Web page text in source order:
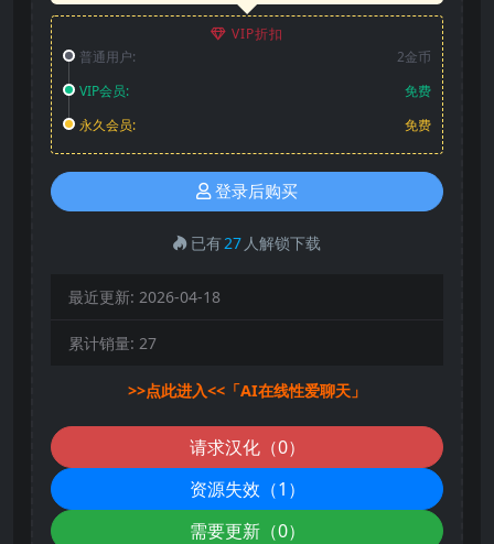
VIP折扣
普通用户:
2金币
VIP会员:
免费
永久会员:
免费
登录后购买
已有27 人解锁下载
最近更新: 2026-04-18
累计销量: 27
>>点此进入<<「AI在线性爱聊天」
请求汉化（0）
资源失效（1）
需要更新（0）